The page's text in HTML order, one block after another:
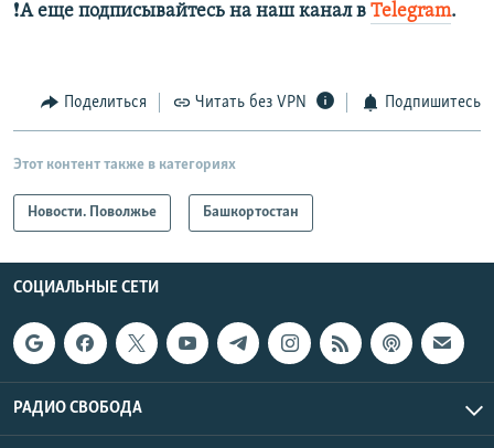
❗️А еще подписывайтесь на наш канал в Telegram.
Поделиться Читать без VPN Подпишитесь
Этот контент также в категориях
Новости. Поволжье Башкортостан
СОЦИАЛЬНЫЕ СЕТИ
РАДИО СВОБОДА